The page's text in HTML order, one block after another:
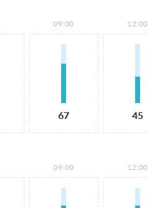
09:00
67
12:00
45
09:00 12:00